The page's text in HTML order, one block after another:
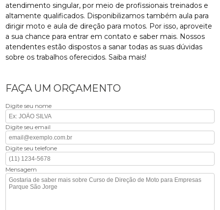
atendimento singular, por meio de profissionais treinados e
altamente qualificados. Disponibilizamos também aula para
dirigir moto e aula de direção para motos. Por isso, aproveite
a sua chance para entrar em contato e saber mais. Nossos
atendentes estão dispostos a sanar todas as suas dúvidas
sobre os trabalhos oferecidos. Saiba mais!
FAÇA UM ORÇAMENTO
Digite seu nome
Digite seu email
Digite seu telefone
Mensagem